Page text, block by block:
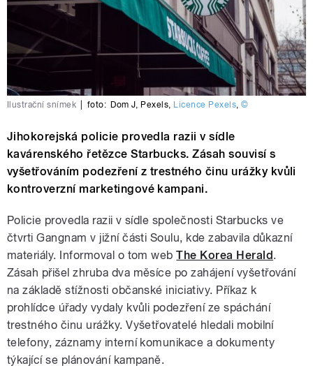
Ilustrační snímek foto: Dom J ,Pexels Licence Pexels ©
Jihokorejská policie provedla razii v sídle
kavárenského řetězce Starbucks. Zásah souvisí s
vyšetřováním podezření z trestného činu urážky kvůli
kontroverzní marketingové kampani.
Policie provedla razii v sídle společnosti Starbucks ve
čtvrti Gangnam v jižní části Soulu, kde zabavila důkazní
materiály. Informoval o tom webThe Korea Herald.
Zásah přišel zhruba dva měsíce po zahájení vyšetřování
na základě stížnosti občanské iniciativy. Příkaz k
prohlídce úřady vydaly kvůli podezření ze spáchání
trestného činu urážky. Vyšetřovatelé hledali mobilní
telefony, záznamy interní komunikace a dokumenty
týkající se plánování kampaně.